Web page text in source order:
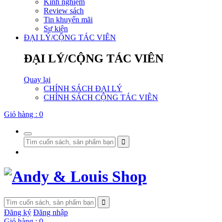
Kinh nghiệm
Review sách
Tin khuyến mãi
Sự kiện
ĐẠI LÝ/CỘNG TÁC VIÊN
ĐẠI LÝ/CỘNG TÁC VIÊN
Quay lại
CHÍNH SÁCH ĐẠI LÝ
CHÍNH SÁCH CỘNG TÁC VIÊN
Giỏ hàng : 0
Đăng ký Đăng nhập